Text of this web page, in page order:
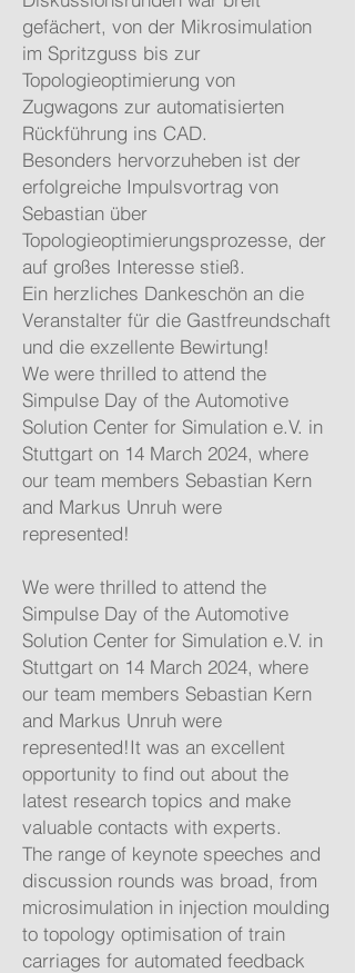
gefächert, von der Mikrosimulation
im Spritzguss bis zur
Topologieoptimierung von
Zugwagons zur automatisierten
Rückführung ins CAD.
Besonders hervorzuheben ist der
erfolgreiche Impulsvortrag von
Sebastian über
Topologieoptimierungsprozesse, der
auf großes Interesse stieß.
Ein herzliches Dankeschön an die
Veranstalter für die Gastfreundschaft
und die exzellente Bewirtung!
We were thrilled to attend the
Simpulse Day of the Automotive
Solution Center for Simulation e.V. in
Stuttgart on 14 March 2024, where
our team members Sebastian Kern
and Markus Unruh were
represented!
We were thrilled to attend the
Simpulse Day of the Automotive
Solution Center for Simulation e.V. in
Stuttgart on 14 March 2024, where
our team members Sebastian Kern
and Markus Unruh were
represented!It was an excellent
opportunity to find out about the
latest research topics and make
valuable contacts with experts.
The range of keynote speeches and
discussion rounds was broad, from
microsimulation in injection moulding
to topology optimisation of train
carriages for automated feedback